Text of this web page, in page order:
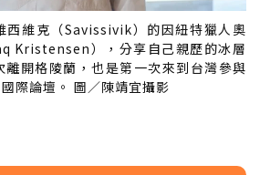
西維克（Savissivik）的因紐特獵人奧
Kristensen），分享自己親歷的冰層
開格陵蘭，也是第一次來到台灣參與
際論壇。 圖／陳靖宜攝影